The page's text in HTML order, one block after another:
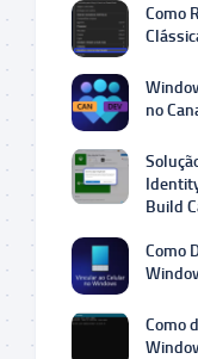
Como
no
Build
Como
Como